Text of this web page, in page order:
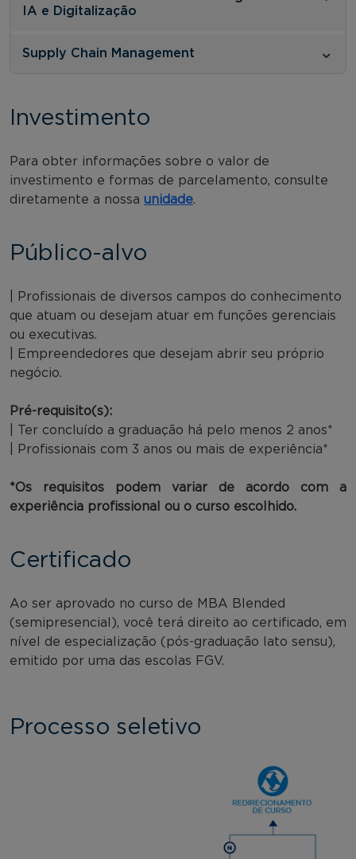
IA e Digitalização
Supply Chain Management
Investimento
Para obter informações sobre o valor de
investimento e formas de parcelamento, consulte
diretamente a nossa unidade.
Público-alvo
| Profissionais de diversos campos do conhecimento
que atuam ou desejam atuar em funções gerenciais
ou executivas.
| Empreendedores que desejam abrir seu próprio
negócio.
Pré-requisito(s):
| Ter concluído a graduação há pelo menos 2 anos*
| Profissionais com 3 anos ou mais de experiência*
*Os requisitos podem variar de acordo com a
experiência profissional ou o curso escolhido.
Certificado
Ao ser aprovado no curso de MBA Blended
(semipresencial), você terá direito ao certificado, em
nível de especialização (pós-graduação lato sensu),
emitido por uma das escolas FGV.
Processo seletivo